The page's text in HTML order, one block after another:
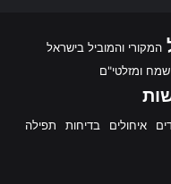
המקורי והמוביל בישראל
שמח ומזלטי"ם
איחולים בדיחות
תפילה